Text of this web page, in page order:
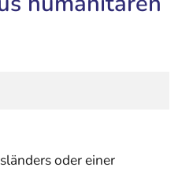
oder einer